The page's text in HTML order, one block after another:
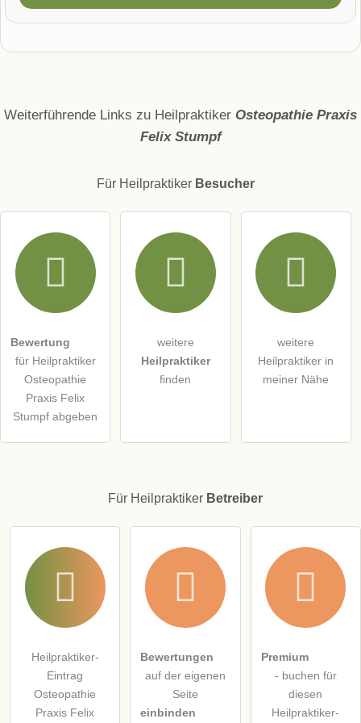
Hiermit akzeptiere ich die .
Die Datenschutzerklärunghabe ich zur Kenntnis genommen.
Hinweis:Bitte beachten Sie, öffentliche Fragen sindfür alle
Besucher sichtbar
Klicken Sie hier um eine
Weiterführende Links zu Heilpraktiker Osteopathie Praxis
Felix Stumpf
Für Heilpraktiker Besucher
Bewertung
für Heilpraktiker
Osteopathie
Praxis Felix
Stumpf abgeben
weitere
Heilpraktiker
finden
weitere
Heilpraktiker in
meiner Nähe
Für Heilpraktiker Betreiber
Heilpraktiker-
Eintrag
Osteopathie
Praxis Felix
Bewertungen
auf der eigenen
Seite
einbinden
Premium
- buchen für
diesen
Heilpraktiker-